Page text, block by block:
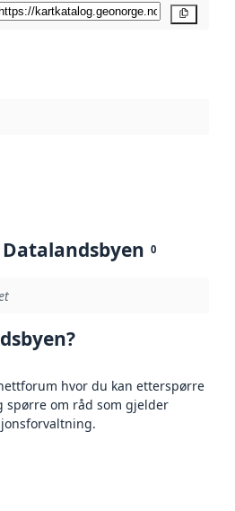
0
hvor du kan etterspørre
spørre om råd som gjelder